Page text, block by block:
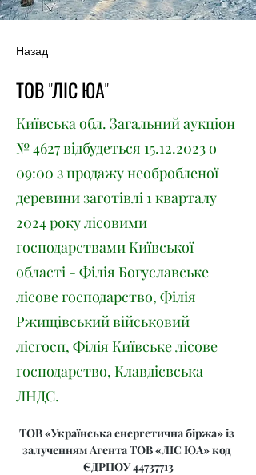
Назад
ТОВ "ЛІС ЮА"
Київська обл. Загальний аукціон
№ 4627 відбудеться 15.12.2023о
09:00 з продажу необробленої
деревини заготівлі 1 кварталу
2024 року лісовими
господарствами Київської
області - Філія Богуславське
лісове господарство, Філія
Ржищівський військовий
лісгосп, Філія Київське лісове
господарство, Клавдієвська
ЛНДС.
ТОВ «Українська енергетична біржа» із
залученням Агента ТОВ «ЛІС ЮА» код
ЄДРПОУ 44737713